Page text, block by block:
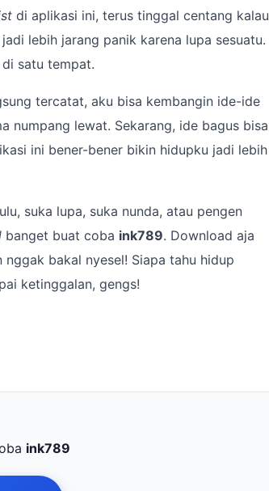
di aplikasi ini, terus tinggal centang kalau
lebih jarang panik karena lupa sesuatu.
satu tempat.
tercatat, aku bisa kembangin ide-ide
numpang lewat. Sekarang, ide bagus bisa
ini bener-bener bikin hidupku jadi lebih
suka lupa, suka nunda, atau pengen
banget buat coba ink789. Download aja
bakal nyesel! Siapa tahu hidup
ketinggalan, gengs!
ink789